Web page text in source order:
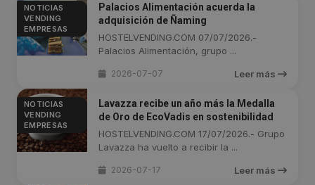
NOTICIAS
VENDING
EMPRESAS
Palacios Alimentación acuerda la
adquisición de Ñaming
HOSTELVENDING.COM 07/07/2026.-
Palacios Alimentación, grupo ...
2026-07-07 Leer más
NOTICIAS
VENDING
EMPRESAS
Lavazza recibe un año más la Medalla
de Oro de EcoVadis en sostenibilidad
HOSTELVENDING.COM 17/07/2026.- Grupo
Lavazza ha vuelto a recibir la ...
2026-07-17 Leer más